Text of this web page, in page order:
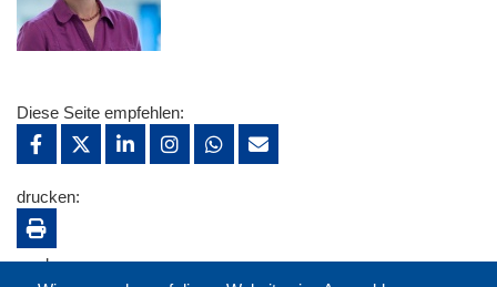
Diese Seite empfehlen:
drucken:
merken: